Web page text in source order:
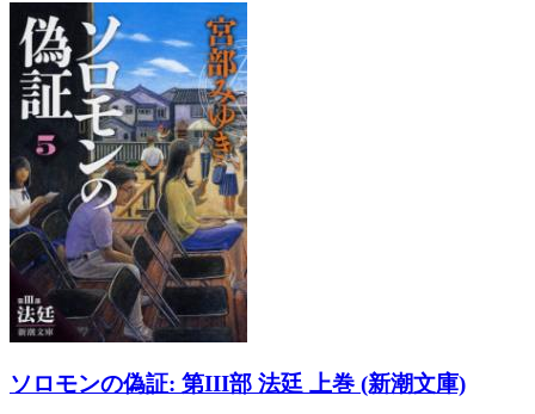
ソロモンの偽証: 第III部 法廷 上巻 (新潮文庫)